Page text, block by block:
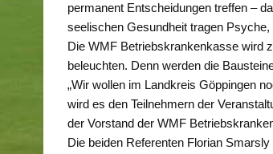
permanent Entscheidungen treffen –
seelischen Gesundheit tragen
Die WMF Betriebskrankenkasse wird
beleuchten. Denn werden die
„Wir wollen im Landkreis Göppingen
wird es den Teilnehmern der
der Vorstand der WMF
Die beiden Referenten Florian